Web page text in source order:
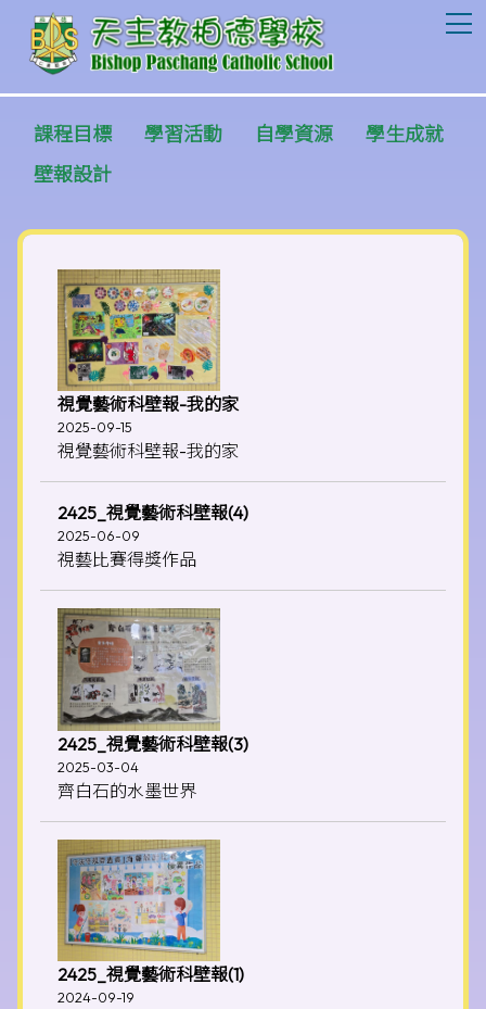
課程目標 學習活動 自學資源
學生成就
壁報設計
視覺藝術科壁報-我的家
2025-09-15
視覺藝術科壁報-我的家
2425_視覺藝術科壁報(4)
2025-06-09
視藝比賽得獎作品
2425_視覺藝術科壁報(3)
2025-03-04
齊白石的水墨世界
2425_視覺藝術科壁報(1)
2024-09-19